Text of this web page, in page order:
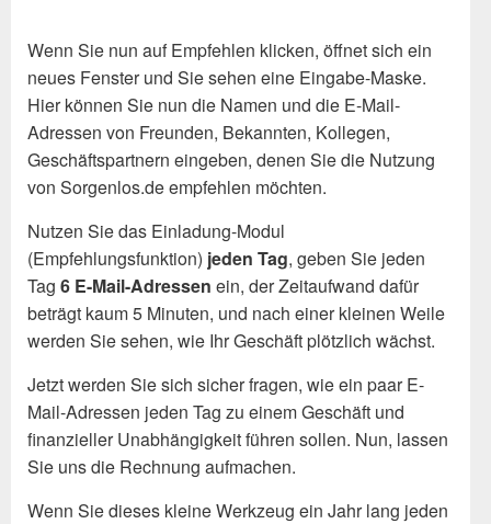
Wenn Sie nun auf Empfehlen klicken, öffnet sich ein
neues Fenster und Sie sehen eine Eingabe-Maske.
Hier können Sie nun die Namen und die E-Mail-
Adressen von Freunden, Bekannten, Kollegen,
Geschäftspartnern eingeben, denen Sie die Nutzung
von Sorgenlos.de empfehlen möchten.
Nutzen Sie das Einladung-Modul
(Empfehlungsfunktion) jeden Tag, geben Sie jeden
Tag 6 E-Mail-Adressen ein, der Zeitaufwand dafür
beträgt kaum 5 Minuten, und nach einer kleinen Weile
werden Sie sehen, wie Ihr Geschäft plötzlich wächst.
Jetzt werden Sie sich sicher fragen, wie ein paar E-
Mail-Adressen jeden Tag zu einem Geschäft und
finanzieller Unabhängigkeit führen sollen. Nun, lassen
Sie uns die Rechnung aufmachen.
Wenn Sie dieses kleine Werkzeug ein Jahr lang jeden